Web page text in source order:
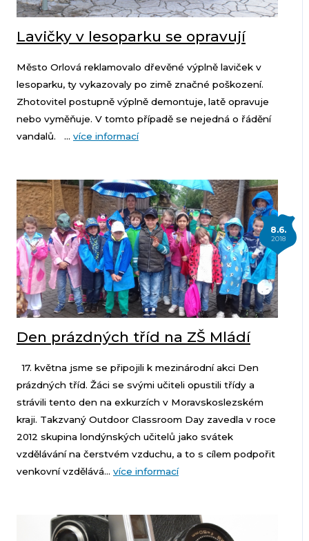
Lavičky v lesoparku se opravují
Město Orlová reklamovalo dřevěné výplně laviček v
lesoparku, ty vykazovaly po zimě značné poškození.
Zhotovitel postupně výplně demontuje, latě opravuje
nebo vyměňuje. V tomto případě se nejedná o řádění
vandalů. ... více informací
8.6.
2018
Den prázdných tříd na ZŠ Mládí
17. května jsme se připojili k mezinárodní akci Den
prázdných tříd. Žáci se svými učiteli opustili třídy a
strávili tento den na exkurzích v Moravskoslezském
kraji. Takzvaný Outdoor Classroom Day zavedla v roce
2012 skupina londýnských učitelů jako svátek
vzdělávání na čerstvém vzduchu, a to s cílem podpořit
venkovní vzdělává... více informací